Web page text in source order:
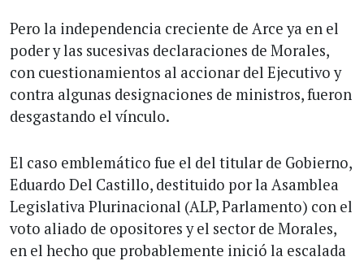
Pero la independencia creciente de Arce ya en el
poder y las sucesivas declaraciones de Morales,
con cuestionamientos al accionar del Ejecutivo y
contra algunas designaciones de ministros, fueron
desgastando el vínculo.
El caso emblemático fue el del titular de Gobierno,
Eduardo Del Castillo, destituido por la Asamblea
Legislativa Plurinacional (ALP, Parlamento) con el
voto aliado de opositores y el sector de Morales,
en el hecho que probablemente inició la escalada